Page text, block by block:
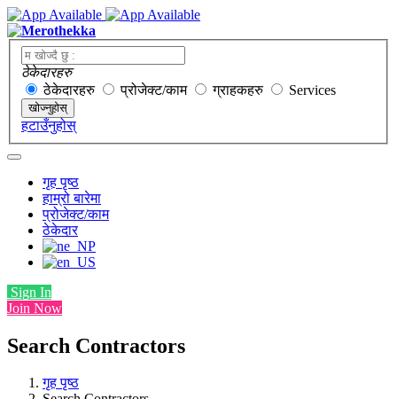
ठेकेदारहरु
ठेकेदारहरु
प्रोजेक्ट/काम ग्राहकहरु Services
खोज्नुहोस्
हटाउँनुहोस्
गृह पृष्ठ
हाम्रो बारेमा
प्रोजेक्ट/काम
ठेकेदार
Sign In
Join Now
Search Contractors
गृह पृष्ठ